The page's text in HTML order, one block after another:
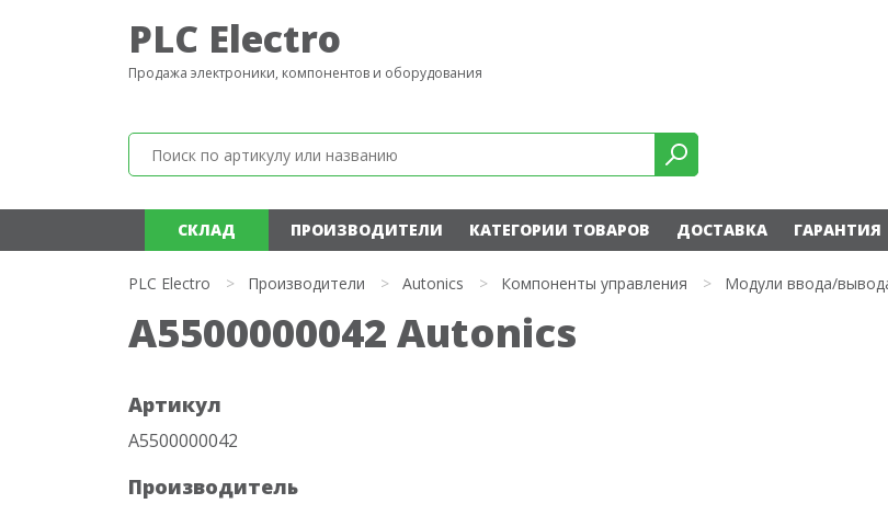
PLC Electro
Продажа электроники, компонентов и оборудования
СКЛАД ПРОИЗВОДИТЕЛИ КАТЕГОРИИ ТОВАРОВ ДОСТАВКА ГАРАНТИЯ
PLC Electro > Производители > Autonics > Компоненты управления > Модули ввода/
A5500000042 Autonics
Артикул
A5500000042
Производитель